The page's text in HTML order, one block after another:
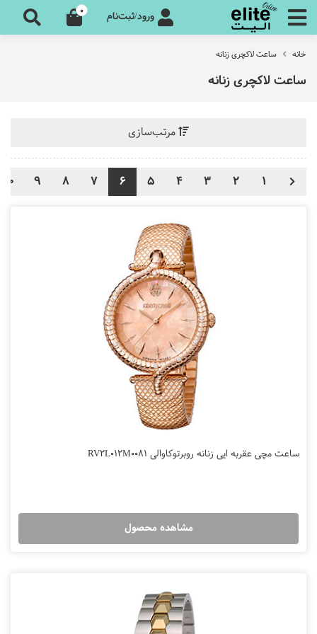
ورود/ثبت‌نام 0
خانه ساعت لاکچری زنانه
ساعت لاکچری زنانه
مرتب‌سازی
1
2
3
4
5
6
7
8
9
10
ساعت مچی عقربه ایی زنانه روبرتوکاوالی RV2L012M0081
مشاهده محصول